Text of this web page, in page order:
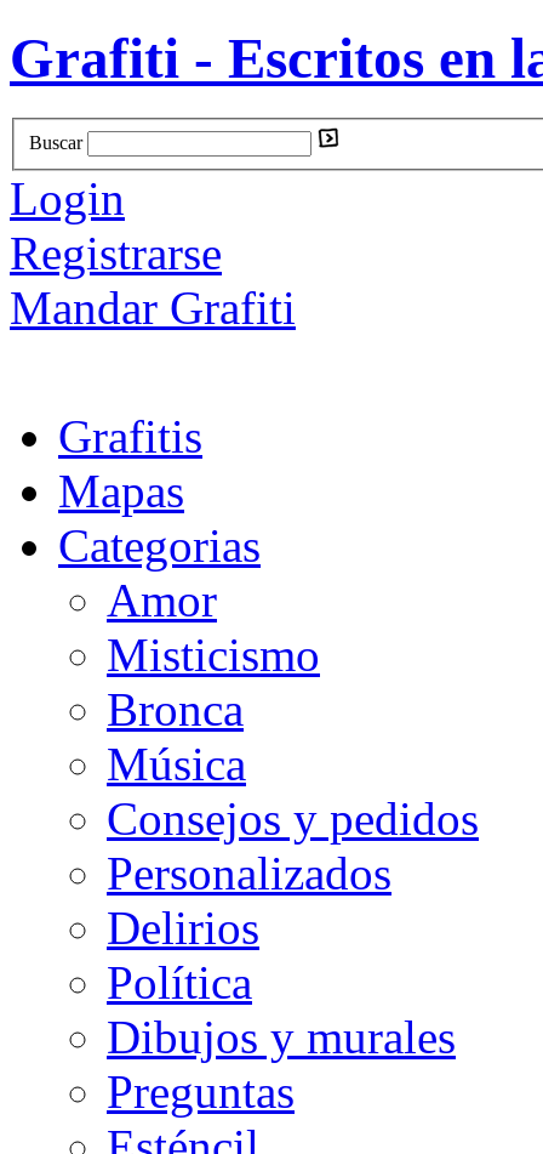
Grafiti - Escritos en
Buscar
Login
Registrarse
Mandar Grafiti
Grafitis
Mapas
Categorias
Amor
Misticismo
Bronca
Música
Consejos y pedidos
Personalizados
Delirios
Política
Dibujos y murales
Preguntas